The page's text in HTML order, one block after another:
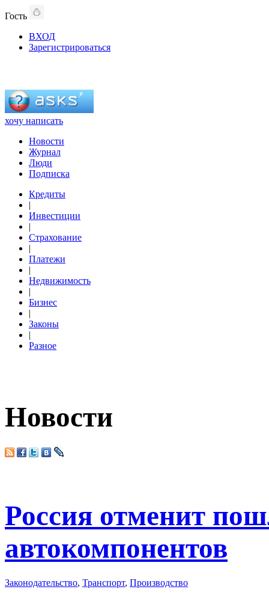
Гость
ВХОД
Зарегистрироваться
хочу написать
Новости
Журнал
Люди
Подписка
Кредиты
|
Инвестиции
|
Страхование
|
Платежи
|
Недвижимость
|
Бизнес
|
Законы
|
Разное
Новости
Россия отменит
автокомпонентов
Законодательство, Транспорт, Производство